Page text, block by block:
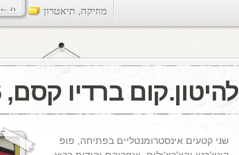
0 comments מוזיקה, תיאטרון
להיטון.קום ברדיו קסם, 106 FM
שני קטעים אינסטרומנטליים בפתיחה, פופ